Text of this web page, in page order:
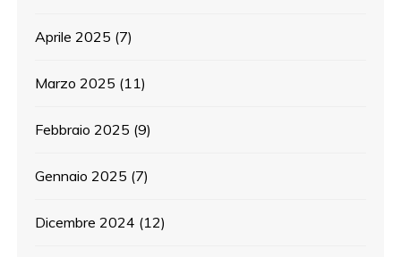
Aprile 2025 (7)
Marzo 2025 (11)
Febbraio 2025 (9)
Gennaio 2025 (7)
Dicembre 2024 (12)